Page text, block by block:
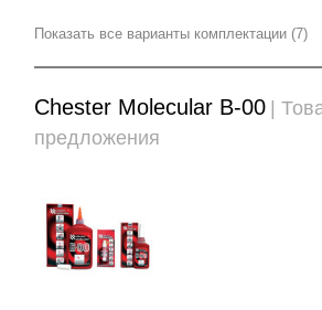
Показать все варианты комплектации (7)
Chester Molecular B-00 |
предложения